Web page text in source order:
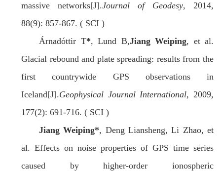
massive networks[J].Journal of Geodesy, 2014,
88(9): 857-867. ( SCI )
Árnadóttir T*, Lund B,Jiang Weiping, et al.
Glacial rebound and plate spreading: results from the
first countrywide GPS observations in
Iceland[J].Geophysical Journal International, 2009,
177(2): 691-716. ( SCI )
Jiang Weiping*, Deng Liansheng, Li Zhao, et
al. Effects on noise properties of GPS time series
caused by higher-order ionospheric